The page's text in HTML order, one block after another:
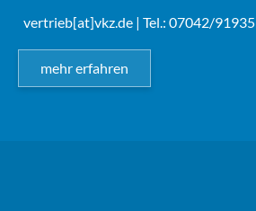
vertrieb[at]vkz.de | Tel.: 07042/91935
mehr erfahren